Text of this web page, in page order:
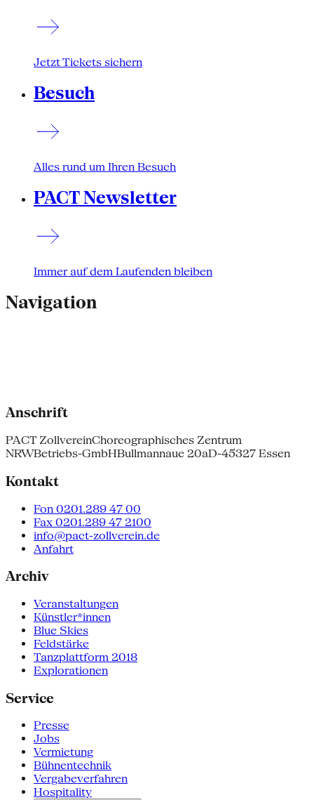
Jetzt Tickets sichern
Besuch
Alles rund um Ihren Besuch
PACT Newsletter
Immer auf dem Laufenden bleiben
Navigation
Anschrift
PACT ZollvereinChoreographisches Zentrum
NRWBetriebs-GmbHBullmannaue 20aD-45327 Essen
Kontakt
Fon 0201.289 47 00
Fax 0201.289 47 2100
info@pact-zollverein.de
Anfahrt
Archiv
Veranstaltungen
Künstler*innen
Blue Skies
Feldstärke
Tanzplattform 2018
Explorationen
Service
Presse
Jobs
Vermietung
Bühnentechnik
Vergabeverfahren
Hospitality